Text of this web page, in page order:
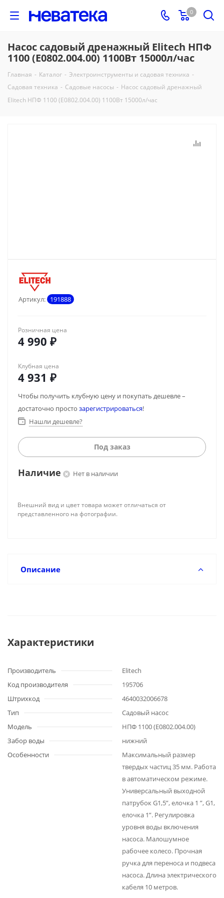
0
Насос садовый дренажный Elitech НПФ
1100 (E0802.004.00) 1100Вт 15000л/час
Главная - Каталог - Электроинструменты и садовая техника -
Садовая техника - Садовые насосы - Насос садовый дренажный
Elitech НПФ 1100 (E0802.004.00) 1100Вт 15000л/час
Артикул: 191888
Розничная цена
4 990 ₽
Клубная цена
4 931 ₽
Чтобы получить клубную цену и покупать дешевле –
достаточно просто зарегистрироваться!
Нашли дешевле?
Под заказ
Наличие Нет в наличии
Внешний вид и цвет товара может отличаться от
представленного на фотографии.
Описание
Характеристики
Производитель
Elitech
Код производителя
195706
Штрихкод
4640032006678
Тип
Садовый насос
Модель
НПФ 1100 (E0802.004.00)
Забор воды
нижний
Особенности
Максимальный размер
твердых частиц 35 мм. Работа
в автоматическом режиме.
Универсальный выходной
патрубок G1,5”, елочка 1 ”, G1,
елочка 1”. Регулировка
уровня воды включения
насоса. Малошумное
рабочее колесо. Прочная
ручка для переноса и подвеса
насоса. Длина электрического
кабеля 10 метров.